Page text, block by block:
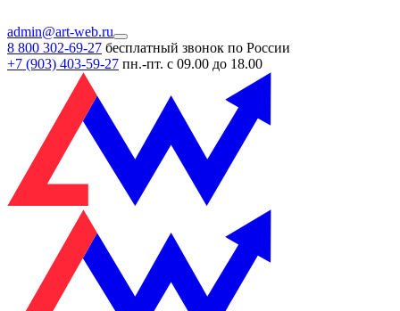
admin@art-web.ru
8 800 302-69-27 бесплатный звонок по России
+7 (903) 403-59-27 пн.-пт. с 09.00 до 18.00